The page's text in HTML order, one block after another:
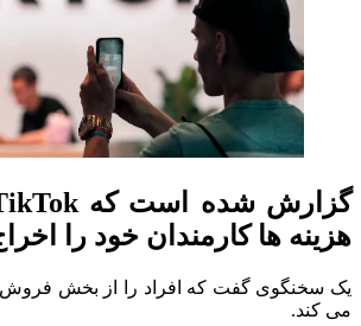
هزینه ها کارمندان خود را
یک سخنگوی گفت که افراد را از بخش فروش
می کند.